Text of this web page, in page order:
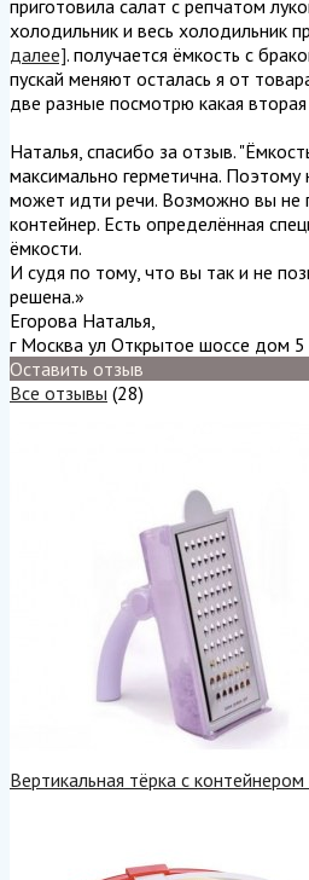
приготовила салат с репчатом
холодильник и весь холодильник
далее]. получается ёмкость с
пускай меняют осталась я от
две разные посмотрю какая вторая
Наталья, спасибо за отзыв.
максимально герметична. Поэтому
может идти речи. Возможно вы не
контейнер. Есть определённая
ёмкости.
И судя по тому, что вы так и не
решена.»
Егорова Наталья,
г Москва ул Открытое шоссе дом
Оставить отзыв
Все отзывы (28)
Вертикальная тёрка с контейнером